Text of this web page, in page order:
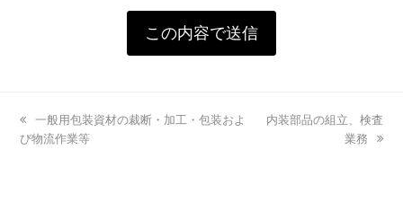
previous
post:
一般用包装資材の裁断・加工・包装およ
び物流作業等
next
内装部品の組立、検査
業務